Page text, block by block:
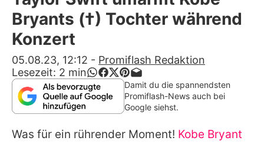
Alle Themen auf Promiflash
App runterladen
Team
Redaktionelle Richtlinien
Impressum
Bryants (†) Tochter während
Konzert
05.08.23, 12:12 - Promiflash Redaktion
Lesezeit: 2 min
Damit du die spannendsten
Promiflash-News auch bei
Google siehst.
Was für ein rührender Moment! Kobe Bryant